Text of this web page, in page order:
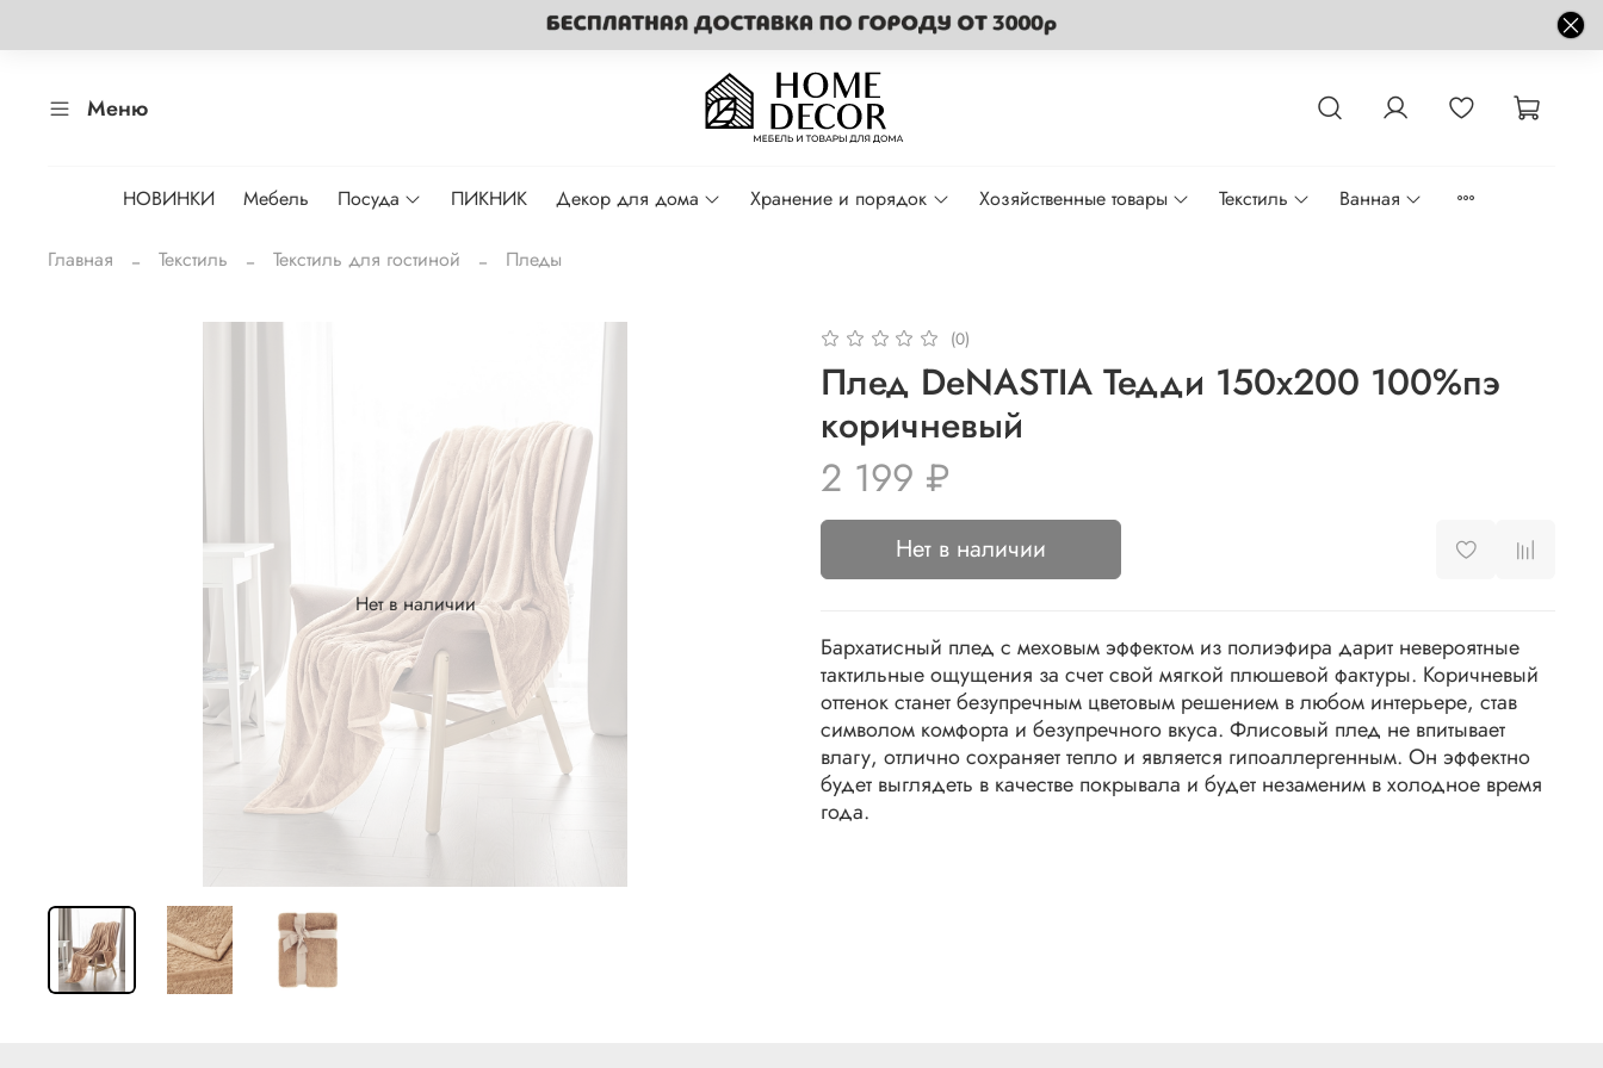
Меню
НОВИНКИ Мебель Посуда ПИКНИК Декор для дома Хранение и порядок Хозяйственные товары Текстиль Ванная
Главная Текстиль Текстиль для гостиной Пледы
Нет в наличии
(0)
Плед DeNASTIA Тедди 150x200 100%пэ
коричневый
2 199 ₽
Нет в наличии
Бархатисный плед с меховым эффектом из полиэфира дарит невероятные
тактильные ощущения за счет свой мягкой плюшевой фактуры. Коричневый
оттенок станет безупречным цветовым решением в любом интерьере, став
символом комфорта и безупречного вкуса. Флисовый плед не впитывает
влагу, отлично сохраняет тепло и является гипоаллергенным. Он эффектно
будет выглядеть в качестве покрывала и будет незаменим в холодное время
года.